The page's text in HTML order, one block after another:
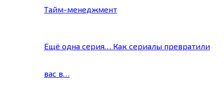
Тайм-менеджмент
Ещё одна серия… Как сериалы превратили
вас в…